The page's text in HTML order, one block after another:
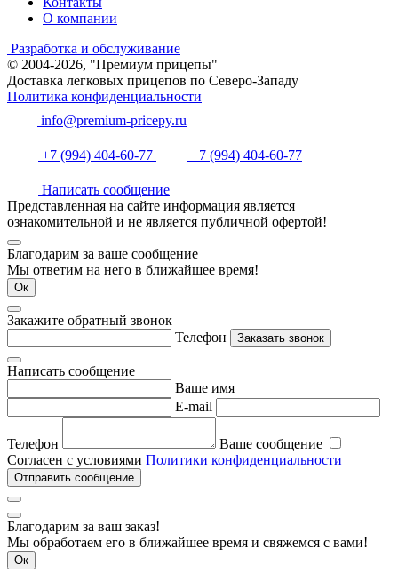
О компании
Разработка и обслуживание
© 2004-2026, "Премиум прицепы"
Доставка легковых прицепов по Северо-Западу
Политика конфиденциальности
info@premium-pricepy.ru
+7 (994) 404-60-77 +7 (994) 404-60-77
Написать сообщение
Представленная на сайте информация является
ознакомительной и не является публичной офертой!
Благодарим за ваше сообщение
Мы ответим на него в ближайшее время!
Ок
Закажите обратный звонок
Телефон
Заказать звонок
Написать сообщение
Ваше имя
E-mail
Телефон
Ваше сообщение
Согласен с условиями Политики конфиденциальности
Отправить сообщение
Благодарим за ваш заказ!
Мы обработаем его в ближайшее время и свяжемся с вами!
Ок